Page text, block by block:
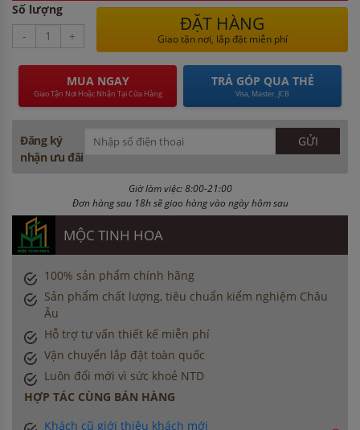
Số lượng
-
+
ĐẶT HÀNG
Giao tận nơi, lắp đặt miễn phí
MUA NGAY
Giao Tận Nơi Hoặc Nhận Tại Cửa Hàng
TRẢ GÓP QUA THẺ
Visa, Master, JCB
Đăng ký
nhận ưu đãi
Giờ làm việc: 8:00-21:00
Đơn hàng sau 18h sẽ giao hàng vào ngày hôm sau
MỘC TINH HOA
100% sản phẩm chính hãng
Sản phẩm chất lượng, tiêu chuẩn kiểm nghiệm Châu
Âu
Hỗ trợ tư vấn thiết kế miễn phí
Vận chuyển lắp đặt toàn quốc
Luôn đổi mới vì sức khoẻ NTD
HỢP TÁC CÙNG BÁN HÀNG
Khách cũ giới thiệu khách mới